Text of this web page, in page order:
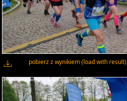
pobierz z wynikiem (load with result)